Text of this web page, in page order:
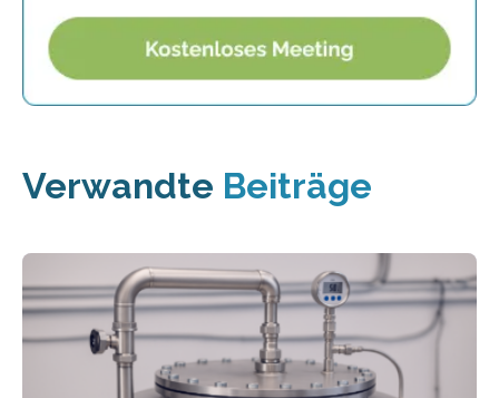
Verwandte Beiträge